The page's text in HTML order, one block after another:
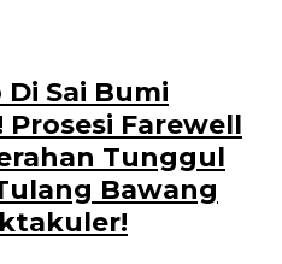
Sai Bumi
Farewell
Tunggul
Bawang